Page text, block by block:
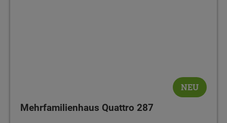
NEU
Mehrfamilienhaus Quattro 287